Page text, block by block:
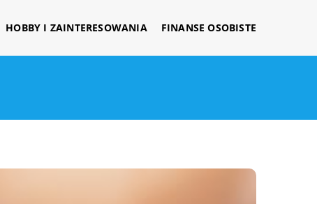
HOBBY I ZAINTERESOWANIA FINANSE OSOBISTE